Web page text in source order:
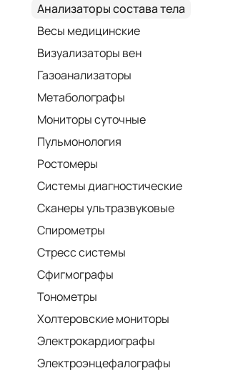
Анализаторы состава тела
Весы медицинские
Визуализаторы вен
Газоанализаторы
Метаболографы
Мониторы суточные
Пульмонология
Ростомеры
Системы диагностические
Сканеры ультразвуковые
Спирометры
Стресс системы
Сфигмографы
Тонометры
Холтеровские мониторы
Электрокардиографы
Электроэнцефалографы